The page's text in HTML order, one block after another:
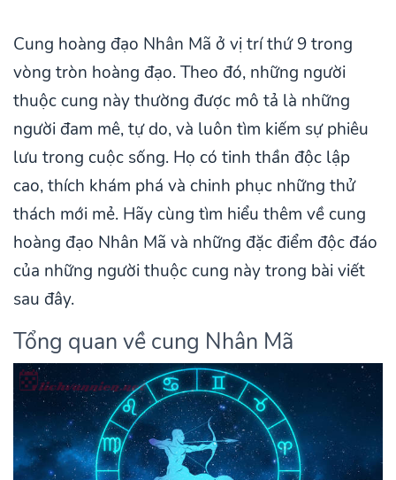
Cung hoàng đạo Nhân Mã ở vị trí thứ 9 trong
vòng tròn hoàng đạo. Theo đó, những người
thuộc cung này thường được mô tả là những
người đam mê, tự do, và luôn tìm kiếm sự phiêu
lưu trong cuộc sống. Họ có tinh thần độc lập
cao, thích khám phá và chinh phục những thử
thách mới mẻ. Hãy cùng tìm hiểu thêm về cung
hoàng đạo Nhân Mã và những đặc điểm độc đáo
của những người thuộc cung này trong bài viết
sau đây.
Tổng quan về cung Nhân Mã